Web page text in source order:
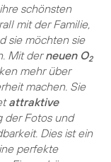
schönsten
mit der Familie,
sie möchten sie
Mit derneuen O2
mehr über
machen. Sie
attraktive
Fotos und
Dies ist ein
perfekte